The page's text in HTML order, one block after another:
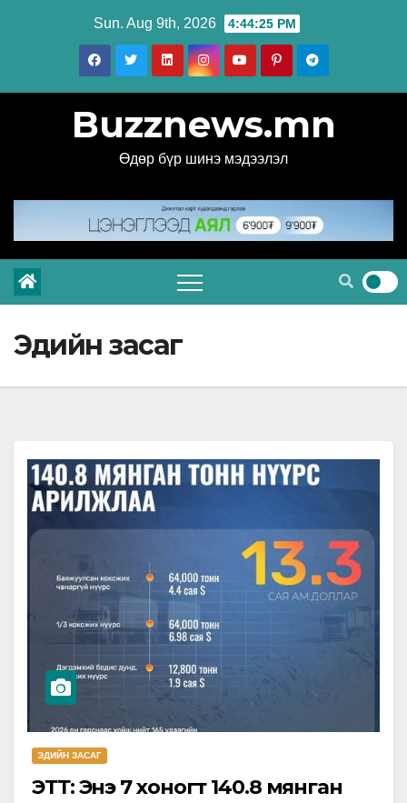
Sun. Aug 9th, 2026 4:44:27 PM
Buzznews.mn
Өдөр бүр шинэ мэдээлэл
Эдийн засаг
ЭДИЙН ЗАСАГ
ЭТТ: Энэ 7 хоногт 140.8 мянган